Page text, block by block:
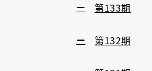
第133期
第132期